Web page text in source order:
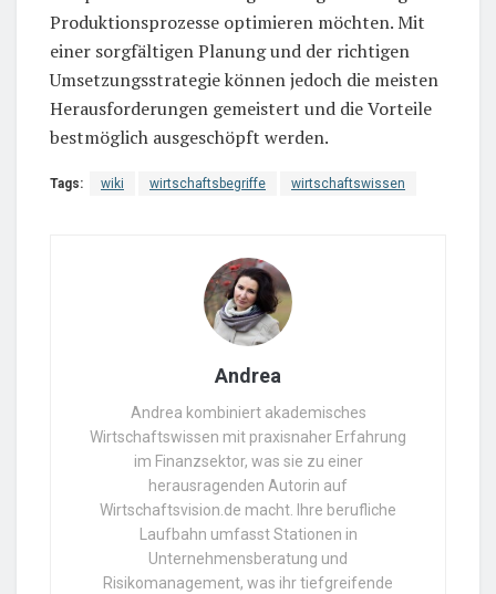
Produktionsprozesse optimieren möchten. Mit
einer sorgfältigen Planung und der richtigen
Umsetzungsstrategie können jedoch die meisten
Herausforderungen gemeistert und die Vorteile
bestmöglich ausgeschöpft werden.
Tags: wiki wirtschaftsbegriffe wirtschaftswissen
Andrea
Andrea kombiniert akademisches
Wirtschaftswissen mit praxisnaher Erfahrung
im Finanzsektor, was sie zu einer
herausragenden Autorin auf
Wirtschaftsvision.de macht. Ihre berufliche
Laufbahn umfasst Stationen in
Unternehmensberatung und
Risikomanagement, was ihr tiefgreifende